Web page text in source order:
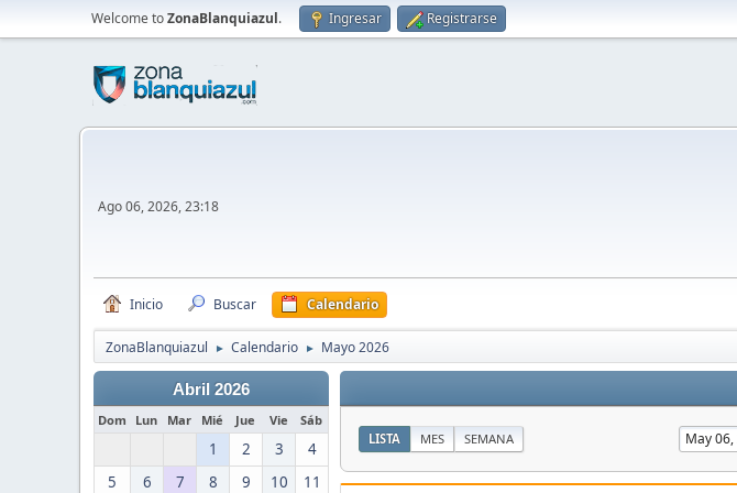
Welcome toZonaBlanquiazul. Ingresar Registrarse
Ago 06, 2026, 23:18
Inicio Buscar Calendario
ZonaBlanquiazul ► Calendario ► Mayo 2026
Abril 2026
Dom Lun Mar Mié Jue Vie Sáb
1 2 3
4
5
6 7 8 9 10 11
LISTA MES SEMANA